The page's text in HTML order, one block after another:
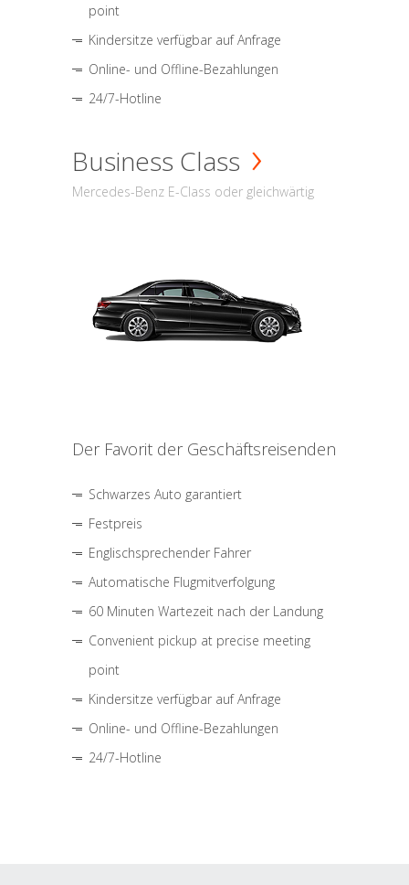
point
Kindersitze verfügbar auf Anfrage
Online- und Offline-Bezahlungen
24/7-Hotline
Business Class
Mercedes-Benz E-Class oder gleichwärtig
Der Favorit der Geschäftsreisenden
Schwarzes Auto garantiert
Festpreis
Englischsprechender Fahrer
Automatische Flugmitverfolgung
60 Minuten Wartezeit nach der Landung
Convenient pickup at precise meeting
point
Kindersitze verfügbar auf Anfrage
Online- und Offline-Bezahlungen
24/7-Hotline